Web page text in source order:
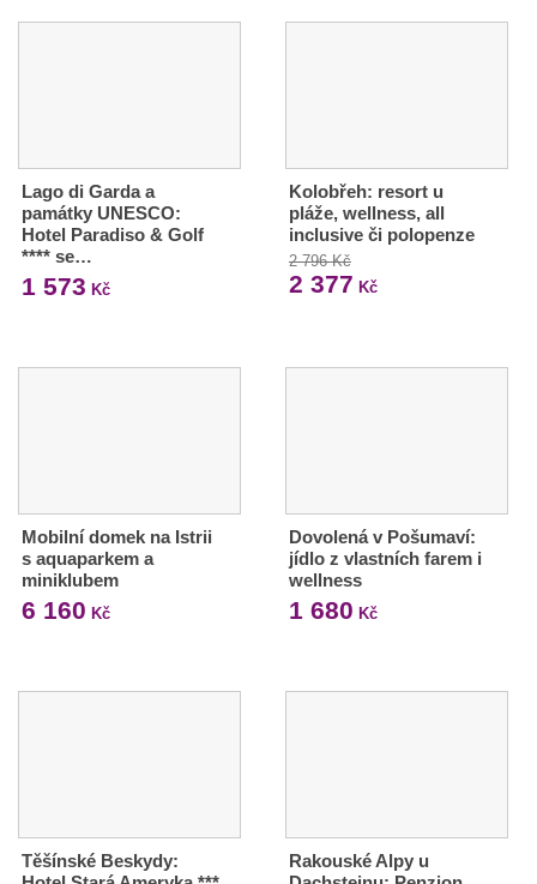
Lago di Garda a
památky UNESCO:
Hotel Paradiso & Golf
**** se…
1 573 Kč
Kolobřeh: resort u
pláže, wellness, all
inclusive či polopenze
2 796 Kč
2 377 Kč
Mobilní domek na Istrii
s aquaparkem a
miniklubem
6 160 Kč
Dovolená v Pošumaví:
jídlo z vlastních farem i
wellness
1 680 Kč
Těšínské Beskydy:
Rakouské Alpy u